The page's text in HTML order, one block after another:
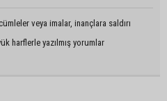
veya imalar, inançlara saldırı
harflerle yazılmış yorumlar